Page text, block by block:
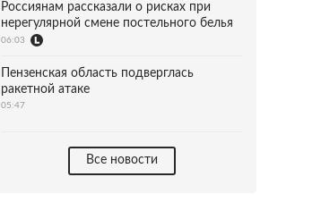
Россиянам рассказали о рисках при
нерегулярной смене постельного белья
06:03
Пензенская область подверглась
ракетной атаке
05:47
Все новости